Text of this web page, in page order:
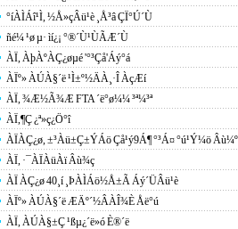
°íÀÌÁî¹Ì, ½Å»çÂü¹è ¸Å³â ÇÏ°Ú´Ù
ñé¼­ ¹ø µ· ìí¿¡ °®´Ù¹ÙÃÆ´Ù
ÀÏ, ÀþÀºÀÇ¿øµé '°³Çå'Áý°á
ÀÏº» ÀÚÀ§´ë ¹Ì±º½ÄÀ¸·Î ÀçÆí
ÀÏ, ¾Æ½Ã¾Æ FTA ´ë°ø¼¼ ³ª¼­³ª
ÀÏ,¶Ç ¿ª»ç¿Ö°î
ÀÏÀÇ¿ø, ±³Àü±Ç±ÝÁö Çå¹ý9Á¶ °³Á¤ °ú¹Ý¼ö Âù¼º
ÀÏ, ·¯ÀÏÀüÀï Âù¾ç
ÀÏ ÀÇ¿ø 40¸í ¸ÞÀÌÁö½Å±Ã Áý´ÜÂü¹è
ÀÏº» ÀÚÀ§´ë ÆÄº´½ÂÀÎ¾È Åë°ú
ÀÏ, ÀÚÀ§±Ç ¹ßµ¿´ë»ó È®´ë